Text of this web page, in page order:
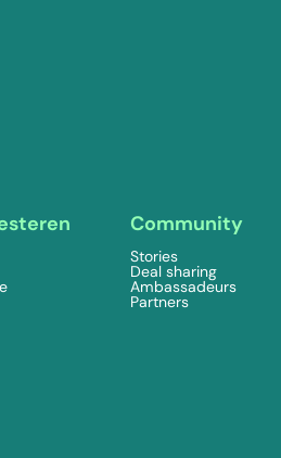
Community
Stories
Deal sharing
Ambassadeurs
Partners